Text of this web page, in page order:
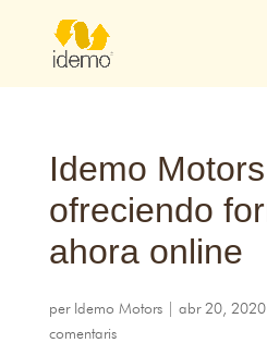
Idemo
ofreciendo
ahora online
per Idemo Motors| abr 20, 2020
comentaris